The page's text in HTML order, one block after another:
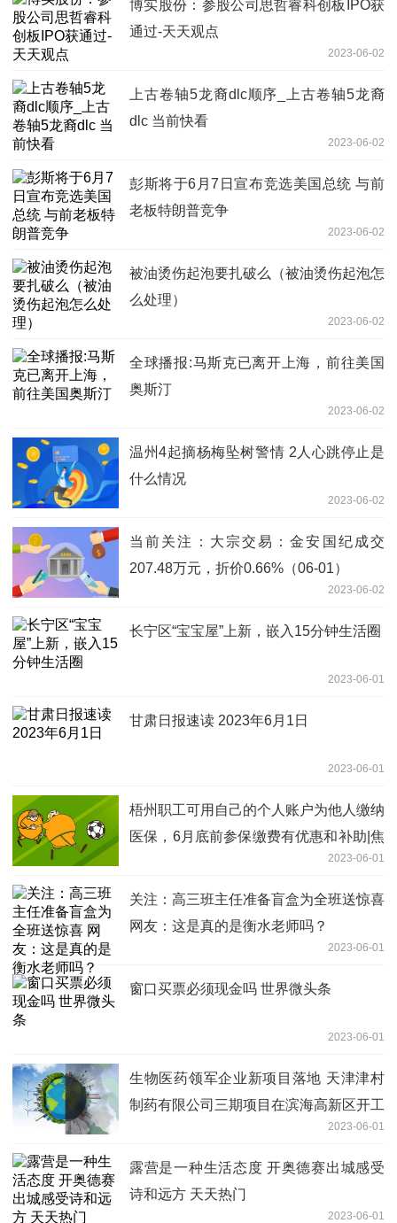
博实股份：参股公司思哲睿科创板IPO获
通过-天天观点
2023-06-02
上古卷轴5龙裔dlc顺序_上古卷轴5龙裔
dlc 当前快看
2023-06-02
彭斯将于6月7日宣布竞选美国总统 与前
老板特朗普竞争
2023-06-02
被油烫伤起泡要扎破么（被油烫伤起泡怎
么处理）
2023-06-02
全球播报:马斯克已离开上海，前往美国
奥斯汀
2023-06-02
温州4起摘杨梅坠树警情 2人心跳停止是
什么情况
2023-06-02
当前关注：大宗交易：金安国纪成交
207.48万元，折价0.66%（06-01）
2023-06-02
长宁区“宝宝屋”上新，嵌入15分钟生活圈
2023-06-01
甘肃日报速读 2023年6月1日
2023-06-01
梧州职工可用自己的个人账户为他人缴纳
医保，6月底前参保缴费有优惠和补助|焦
2023-06-01
关注：高三班主任准备盲盒为全班送惊喜
网友：这是真的是衡水老师吗？
2023-06-01
窗口买票必须现金吗 世界微头条
2023-06-01
生物医药领军企业新项目落地 天津津村
制药有限公司三期项目在滨海高新区开工
2023-06-01
露营是一种生活态度 开奥德赛出城感受
诗和远方 天天热门
2023-06-01